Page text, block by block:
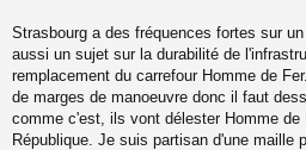
s
g
e
n
o
n
Strasbourg a des fréquences fortes sur
aussi un sujet sur la durabilité de
remplacement du carrefour Homme de
de marges de manoeuvre donc il faut
comme c'est, ils vont délester Homme de
République. Je suis partisan d'une maille